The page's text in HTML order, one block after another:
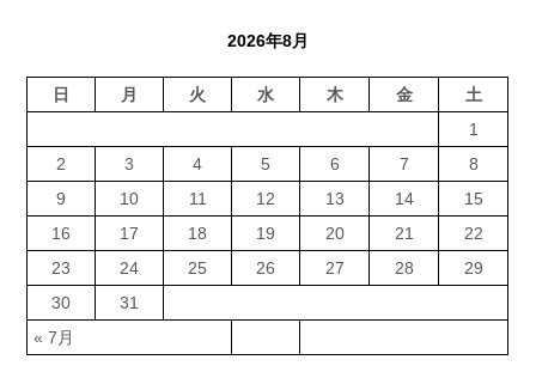
2026年8月
日 月 火 水 木 金 土
« 7月
1
2
3 4 5 6 7
8
9
10 11 12 13 14
15
16
17 18 19 20 21
22
23
24 25 26 27 28
29
30
31